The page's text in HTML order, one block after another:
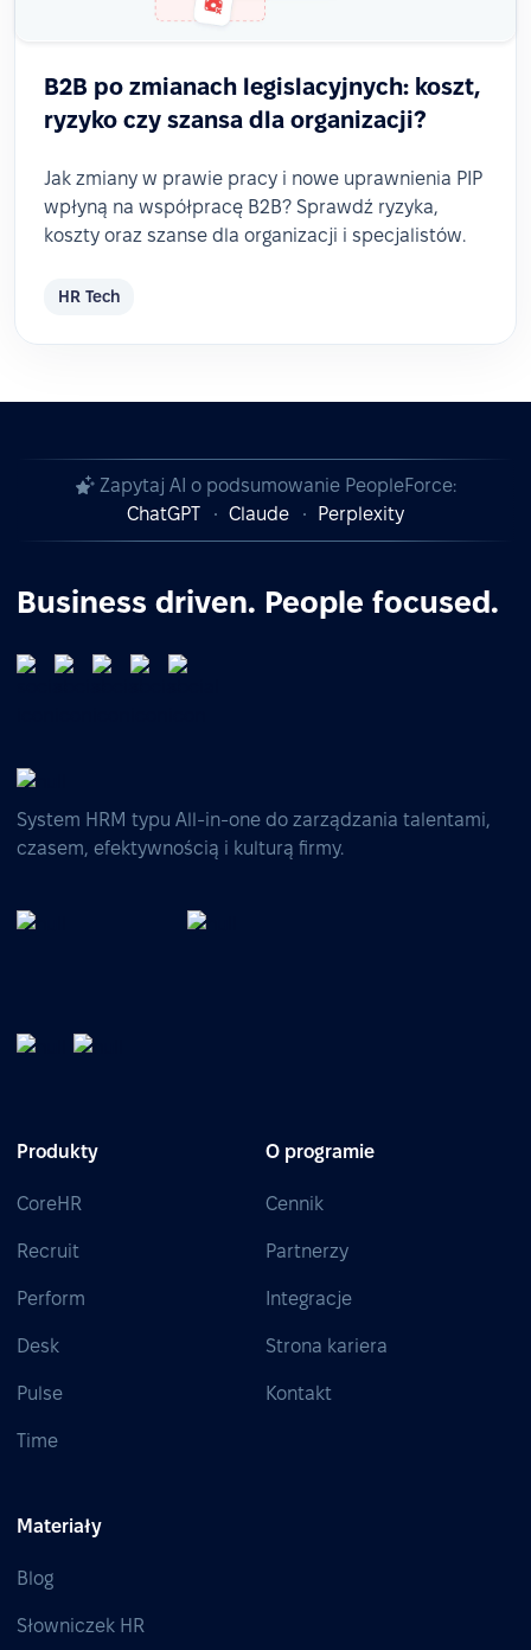
B2B po zmianach legislacyjnych: koszt,
ryzyko czy szansa dla organizacji?
Jak zmiany w prawie pracy i nowe uprawnienia PIP
wpłyną na współpracę B2B? Sprawdź ryzyka,
koszty oraz szanse dla organizacji i specjalistów.
HR Tech
Zapytaj AI o podsumowanie PeopleForce:
ChatGPT
Claude Perplexity
Business driven. People focused.
System HRM typu All-in-one do zarządzania talentami,
czasem, efektywnością i kulturą firmy.
Produkty
CoreHR
Recruit
Perform
Desk
Pulse
Time
O programie
Cennik
Partnerzy
Integracje
Strona kariera
Kontakt
Materiały
Blog
Słowniczek HR